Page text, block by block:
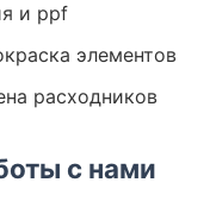
и ppf
элементов
расходников
с нами